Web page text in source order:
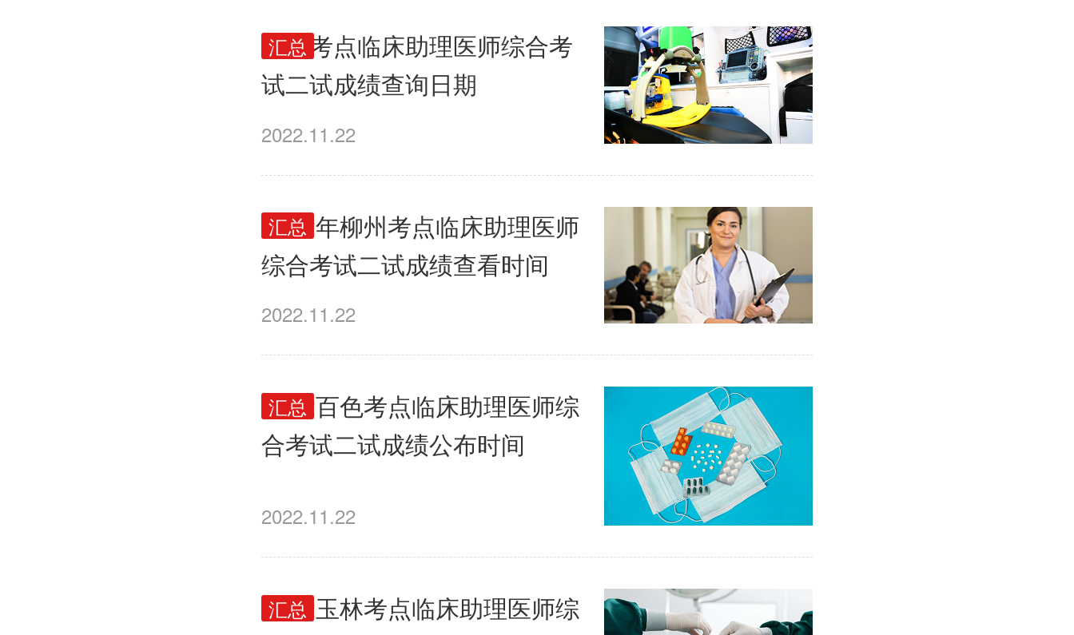
汇总
梧州考点临床助理医师综合考
试二试成绩查询日期
2022.11.22
汇总
2022年柳州考点临床助理医师
综合考试二试成绩查看时间
2022.11.22
汇总
2022百色考点临床助理医师综
合考试二试成绩公布时间
2022.11.22
汇总
2022玉林考点临床助理医师综